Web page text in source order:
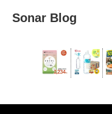
Sonar Blog